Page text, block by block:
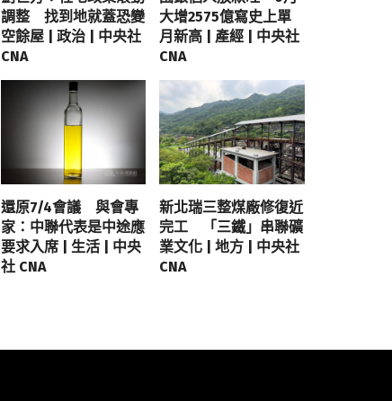
調整 找到地就蓋恐變
空餘屋 | 政治 | 中央社
CNA
大增2575億寫史上單
月新高 | 產經 | 中央社
CNA
還原7/4會議 與會專
家：中聯代表是中途應
要求入席 | 生活 | 中央
社 CNA
新北瑞三整煤廠修復近
完工 「三鐵」串聯礦
業文化 | 地方 | 中央社
CNA